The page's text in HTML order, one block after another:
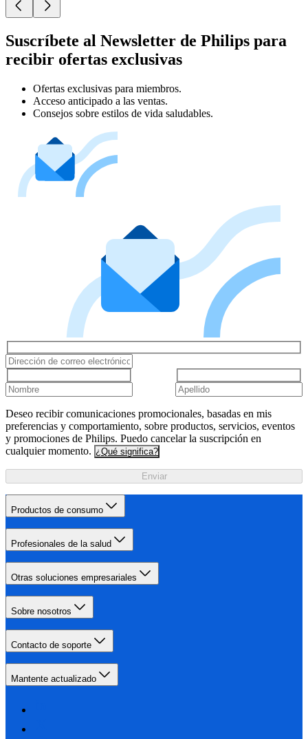
Suscríbete al Newsletter de Philips para
recibir ofertas exclusivas
Ofertas exclusivas para miembros.
Acceso anticipado a las ventas.
Consejos sobre estilos de vida saludables.
Deseo recibir comunicaciones promocionales, basadas en mis
preferencias y comportamiento, sobre productos, servicios, eventos
y promociones de Philips. Puedo cancelar la suscripción en
cualquier momento. ¿Qué significa?
Enviar
Productos de consumo
Profesionales de la salud
Otras soluciones empresariales
Sobre nosotros
Contacto de soporte
Mantente actualizado